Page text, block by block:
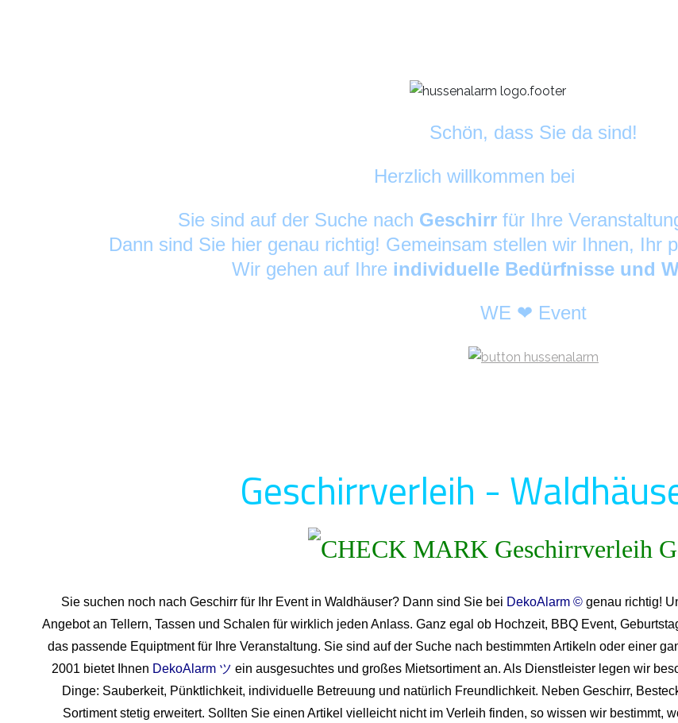
Schön, dass Sie da sind!
Herzlich willkommen bei
Sie sind auf der Suche nach Geschirr für Ihre
Dann sind Sie hier genau richtig! Gemeinsam stellen wir Ihnen, Ihr
Wir gehen auf Ihre individuelle Bedürfnisse und
WE ❤ Event
Geschirrverleih -
Sie suchen noch nach Geschirr für Ihr Event in Waldhäuser? Dann sind Sie bei DekoAlarm © genau richtig!
Angebot an Tellern, Tassen und Schalen für wirklich jeden Anlass. Ganz egal ob Hochzeit, BBQ Event,
das passende Equiptment für Ihre Veranstaltung. Sie sind auf der Suche nach bestimmten Artikeln oder einer
2001 bietet Ihnen DekoAlarm ツ ein ausgesuchtes und großes Mietsortiment an. Als Dienstleister legen wir
Dinge: Sauberkeit, Pünktlichkeit, individuelle Betreuung und natürlich Freundlichkeit. Neben Geschirr,
Sortiment stetig erweitert. Sollten Sie einen Artikel vielleicht nicht im Verleih finden, so wissen wir bestimmt,